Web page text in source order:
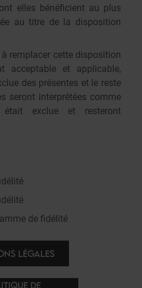
elles bénéficient au plus
au titre de la disposition
remplacer cette disposition
acceptable et applicable,
des présentes et le reste
seront interprétées comme
exclue et resteront
de fidélité
LÉGALES
DE